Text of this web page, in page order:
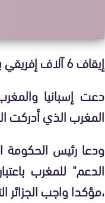
إيقاف 6 آلاف إفريقي بضواحي سبتة ومليلية
دعت إسبانيا
المغرب الذي أدركت
ودعا رئيس الحكومة
الدعم" للمغرب
،مؤكدا واجب الجزائر